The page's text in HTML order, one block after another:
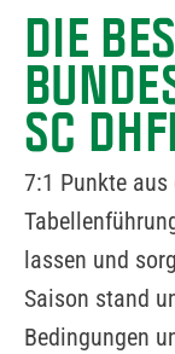
DIE
SC
7:1 Punkte
lassen und
Saison stand
Bedingungen